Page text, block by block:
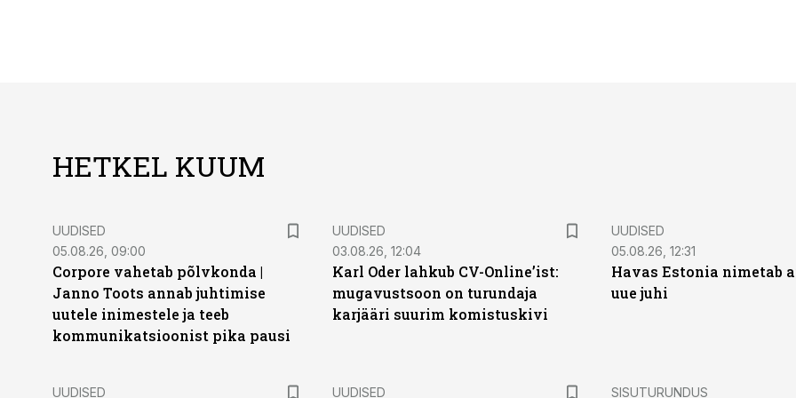
HETKEL KUUM
UUDISED
05.08.26, 09:00
Corpore vahetab põlvkonda |
Janno Toots annab juhtimise
uutele inimestele ja teeb
kommunikatsioonist pika pausi
UUDISED
03.08.26, 12:04
Karl Oder lahkub CV-Online’ist:
mugavustsoon on turundaja
karjääri suurim komistuskivi
UUDISED
05.08.26, 12:31
Havas Estonia nimetab
uue juhi
UUDISED UUDISED ST
SISUTURUNDUS